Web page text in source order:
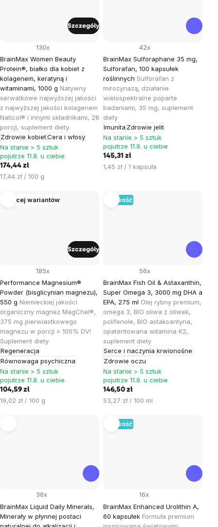
BrainMax Women Beauty
Protein®, białko dla kobiet z
kolagenem, keratyną i
witaminami, 1000 g Natywny
serwatkowe najwyższej jakości
z najwyższej jakości kolagenem
Naticol® i innymi składnikami, 28
porcji, suplement diety.
Zdrowie kobietCera i włosy
130x
Na stanie > 5 sztuk
pojutrze 11.8. u ciebie
174,44 zł
Cena
17,44 zł / 100 g
Szczegóły
BrainMax Sulforaphane 35 mg,
Sulforafan, 100 kapsułek
roślinnych Sulforafan z
mirozynazą, działanie
wielospektralne poparte
badaniami, 35 mg, suplement
diety
Imunita Zdrowie jelit
42x
Na stanie > 5 sztuk
pojutrze 11.8. u ciebie
145,31 zł
Cena
1,45 zł / 1 kapsuła
Więcej wariantów
Performance Magnesium®
Powder (bisglicynian magnezu),
550 g Niemieckiej jakości
organiczny magnez MagChel®,
375 mg pierwiastkowego
magnezu w porcji = 100% DV!
Suplement diety
Regeneracja
Równowaga psychiczna
185x
Na stanie > 5 sztuk
pojutrze 11.8. u ciebie
104,59 zł
Cena
19,02 zł / 100 g
Szczegóły
Nowość
BrainMax Fish Oil & Astaxanthin,
Super Omega 3, 3000 mg DHA a
EPA, 275 ml Olej rybny premium,
omega 3, BIO oliwa z oliwek,
polifenole, BIO astaksantyna,
opatentowana witamina K2,
suplement diety
Serce i naczynia krwionośne
Zdrowie oczu
56x
Na stanie > 5 sztuk
pojutrze 11.8. u ciebie
146,50 zł
Cena
53,27 zł / 100 ml
BrainMax Liquid Daily Minerals,
Minerały w płynnej postaci
36x
Nowość
BrainMax Enhanced Urolithin A,
60 kapsułek Formuła premium
16x